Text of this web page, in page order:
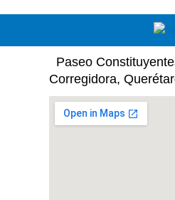
Paseo
Corregidora,